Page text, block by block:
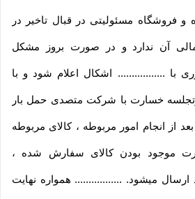
فروشگاه مسئولیتی در قبال تاخیر در
آن ندارد و در صورت بروز مشکل
با ................. اشکال اعلام شود و با
خسارت با شرکت متصدی حمل بار
از انجام امور مربوطه ، کالای مربوطه
موجود بودن کالای سفارش شده ،
میشود. ................. همواره نهایت